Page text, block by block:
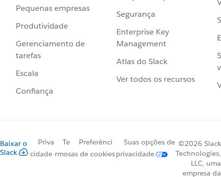
Pequenas empresas
Produtividade
Gerenciamento de
tarefas
Escala
Confiança
Segurança
Enterprise Key
Management
Atlas do Slack
Ver todos os recursos
Baixar o
Slack
Priva
cidade
Te
rmos
Preferênci
as de cookies
Suas opções de
privacidade
©2026 Slack
Technologies,
LLC, uma
empresa da